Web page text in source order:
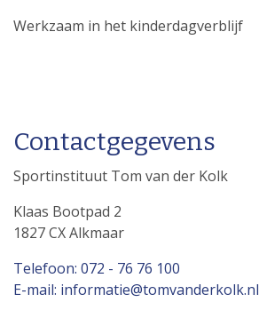
Werkzaam in het kinderdagverblijf
Contactgegevens
Sportinstituut Tom van der Kolk
Klaas Bootpad 2
1827 CX Alkmaar
Telefoon: 072 - 76 76 100
E-mail: informatie@tomvanderkolk.nl